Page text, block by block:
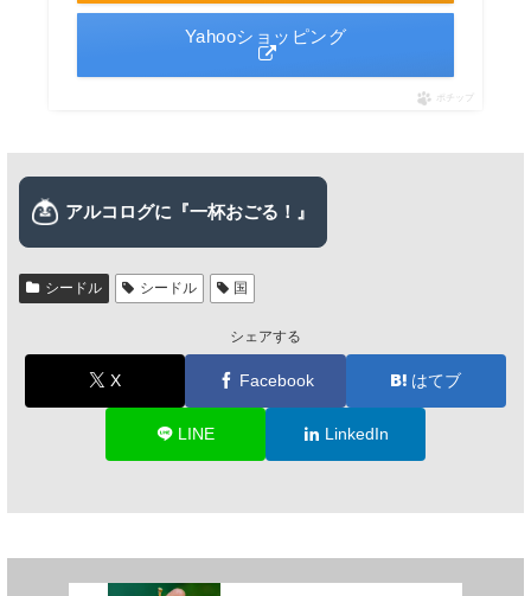
Yahooショッピング
ポチップ
シードル シードル 国
シェアする
X Facebook はてブ
LINE LinkedIn